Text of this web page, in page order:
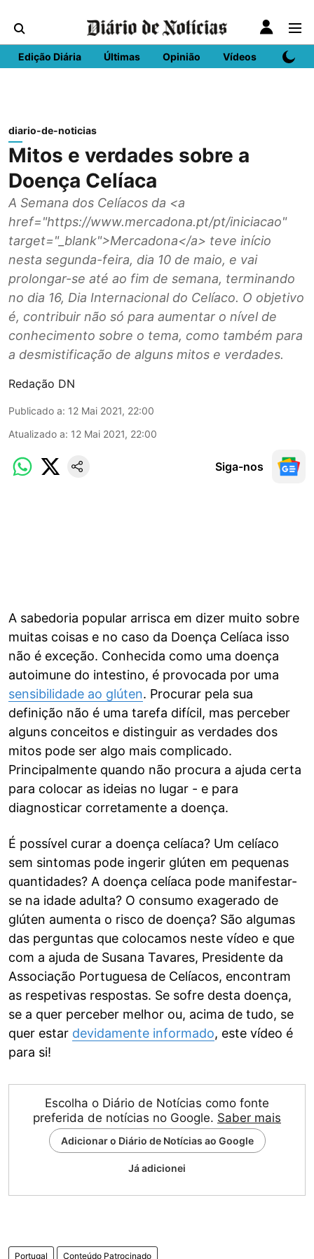
Edição Diária Últimas Opinião Vídeos DN
diario-de-noticias
Mitos e verdades sobre a
Doença Celíaca
A Semana dos Celíacos da <a
href="https://www.mercadona.pt/pt/iniciacao"
target="_blank">Mercadona</a> teve início
nesta segunda-feira, dia 10 de maio, e vai
prolongar-se até ao fim de semana, terminando
no dia 16, Dia Internacional do Celíaco. O objetivo
é, contribuir não só para aumentar o nível de
conhecimento sobre o tema, como também para
a desmistificação de alguns mitos e verdades.
Redação DN
Publicado a: 12 Mai 2021, 22:00
Atualizado a: 12 Mai 2021, 22:00
Siga-nos
A sabedoria popular arrisca em dizer muito sobre
muitas coisas e no caso da Doença Celíaca isso
não é exceção. Conhecida como uma doença
autoimune do intestino, é provocada por uma
sensibilidade ao glúten. Procurar pela sua
definição não é uma tarefa difícil, mas perceber
alguns conceitos e distinguir as verdades dos
mitos pode ser algo mais complicado.
Principalmente quando não procura a ajuda certa
para colocar as ideias no lugar - e para
diagnosticar corretamente a doença.
É possível curar a doença celíaca? Um celíaco
sem sintomas pode ingerir glúten em pequenas
quantidades? A doença celíaca pode manifestar-
se na idade adulta? O consumo exagerado de
glúten aumenta o risco de doença? São algumas
das perguntas que colocamos neste vídeo e que
com a ajuda de Susana Tavares, Presidente da
Associação Portuguesa de Celíacos, encontram
as respetivas respostas. Se sofre desta doença,
se a quer perceber melhor ou, acima de tudo, se
quer estar devidamente informado, este vídeo é
para si!
Escolha o Diário de Notícias como fonte
preferida de notícias no Google. Saber mais
Adicionar o Diário de Notícias ao Google
Já adicionei
Portugal Conteúdo Patrocinado